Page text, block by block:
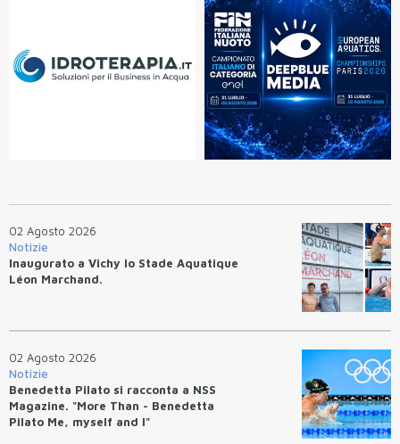
02 Agosto 2026
Notizie
Inaugurato a Vichy lo Stade Aquatique
Léon Marchand.
02 Agosto 2026
Notizie
Benedetta Pilato si racconta a NSS
Magazine. "More Than - Benedetta
Pilato Me, myself and I"